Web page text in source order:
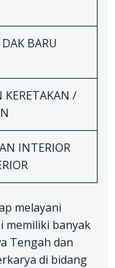
BARU
KERETAKAN /
INTERIOR
melayani
memiliki banyak
Tengah dan
di bidang